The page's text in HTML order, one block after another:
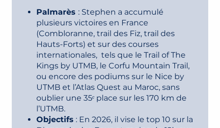
Palmarès : Stephen a accumulé
plusieurs victoires en France
(Combloranne, trail des Fiz, trail des
Hauts-Forts) et sur des courses
internationales, tels que le Trail of The
Kings by UTMB, le Corfu Mountain Trail,
ou encore des podiums sur le Nice by
UTMB et l’Atlas Quest au Maroc, sans
oublier une 35ᵉ place sur les 170 km de
l’UTMB.
Objectifs : En 2026, il vise le top 10 sur la